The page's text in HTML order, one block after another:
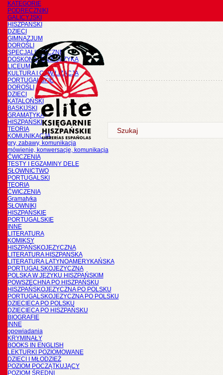
KATEGORIE
PODRĘCZNIKI
GALICYJSKI
HISZPAŃSKI
DZIECI
GIMNAZJUM
DOROŚLI
SPECJALISTYCZNE
DOSKONALENIE JĘZYKA
LICEUM
KULTURA I CYWILIZACJA
PORTUGALSKIE
DOROŚLI
DZIECI
KATALOŃSKI
BASKIJSKI
GRAMATYKA
HISZPAŃSKI
TEORIA
KOMUNIKACJA
gry, zabawy, komunikacja
mówienie, konwersacje, komunikacja
ĆWICZENIA
TESTY I EGZAMINY DELE
SŁOWNICTWO
PORTUGALSKI
TEORIA
ĆWICZENIA
Gramatyka
SŁOWNIKI
HISZPAŃSKIE
PORTUGALSKIE
INNE
LITERATURA
KOMIKSY
HISZPAŃSKOJĘZYCZNA
LITERATURA HISZPANSKA
LITERATURA LATYNOAMERYKAŃSKA
PORTUGALSKOJĘZYCZNA
POLSKA W JĘZYKU HISZPAŃSKIM
POWSZECHNA PO HISZPAŃSKU
HISZPAŃSKOJĘZYCZNA PO POLSKU
PORTUGALSKOJĘZYCZNA PO POLSKU
DZIECIĘCA PO POLSKU
DZIECIĘCA PO HISZPAŃSKU
BIOGRAFIE
INNE
opowiadania
KRYMINAŁY
BOOKS IN ENGLISH
LEKTURKI POZIOMOWANE
DZIECI I MŁODZIEŻ
POZIOM POCZĄTKUJĄCY
POZIOM ŚREDNI